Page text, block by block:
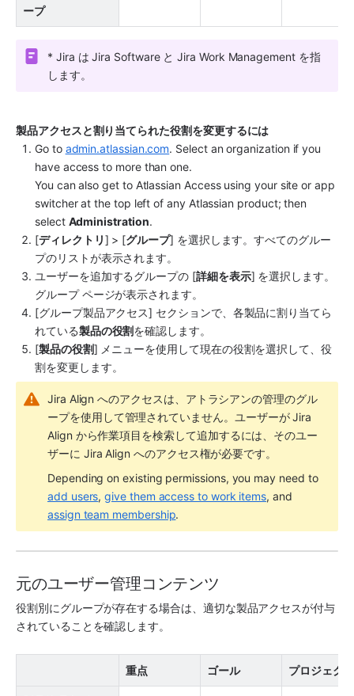
ープ
* Jira は Jira Software と Jira Work Management を指
します。
製品アクセスと割り当てられた役割を変更するには
Go to admin.atlassian.com. Select an organization if you
have access to more than one.
You can also get to Atlassian Access using your site or app
switcher at the top left of any Atlassian product; then
select Administration.
[ディレクトリ] > [グループ] を選択します。すべてのグルー
プのリストが表示されます。
ユーザーを追加するグループの [詳細を表示] を選択します。
グループ ページが表示されます。
[グループ製品アクセス] セクションで、各製品に割り当てら
れている製品の役割を確認します。
[製品の役割] メニューを使用して現在の役割を選択して、役
割を変更します。
Jira Align へのアクセスは、アトラシアンの管理のグル
ープを使用して管理されていません。ユーザーが Jira
Align から作業項目を検索して追加するには、そのユー
ザーに Jira Align へのアクセス権が必要です。
Depending on existing permissions, you may need to
add users, give them access to work items
assign team membership.
元のユーザー管理コンテンツ
役割別にグループが存在する場合は、適切な製品アクセスが付与
されていることを確認します。
重点 ゴール プロジェクト